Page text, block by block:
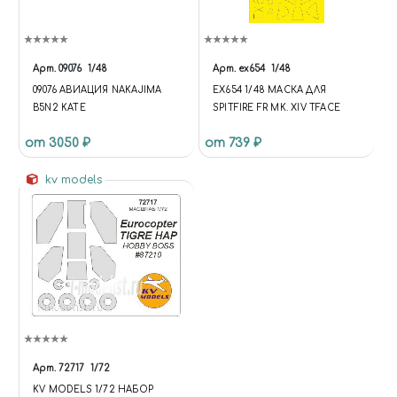
Арт. 09076 1/48
09076 АВИАЦИЯ NAKAJIMA
B5N2 KATE
от 3050 ₽
Арт. ex654 1/48
EX654 1/48 МАСКА ДЛЯ
SPITFIRE FR MK. XIV TFACE
от 739 ₽
kv models
Арт. 72717 1/72
KV MODELS 1/72 НАБОР